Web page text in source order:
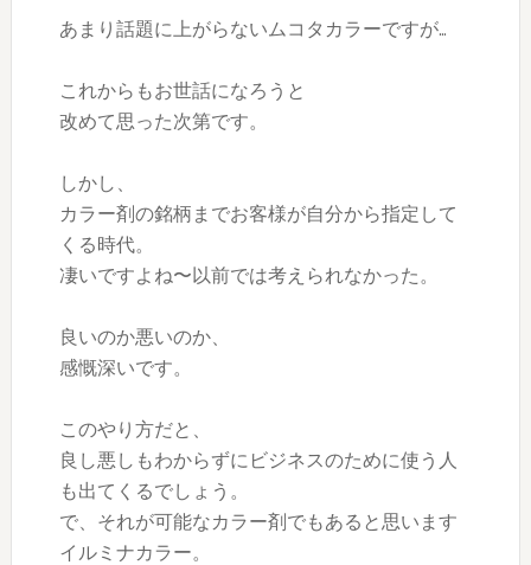
あまり話題に上がらないムコタカラーですが…
これからもお世話になろうと
改めて思った次第です。
しかし、
カラー剤の銘柄までお客様が自分から指定して
くる時代。
凄いですよね〜以前では考えられなかった。
良いのか悪いのか、
感慨深いです。
このやり方だと、
良し悪しもわからずにビジネスのために使う人
も出てくるでしょう。
で、それが可能なカラー剤でもあると思います
イルミナカラー。